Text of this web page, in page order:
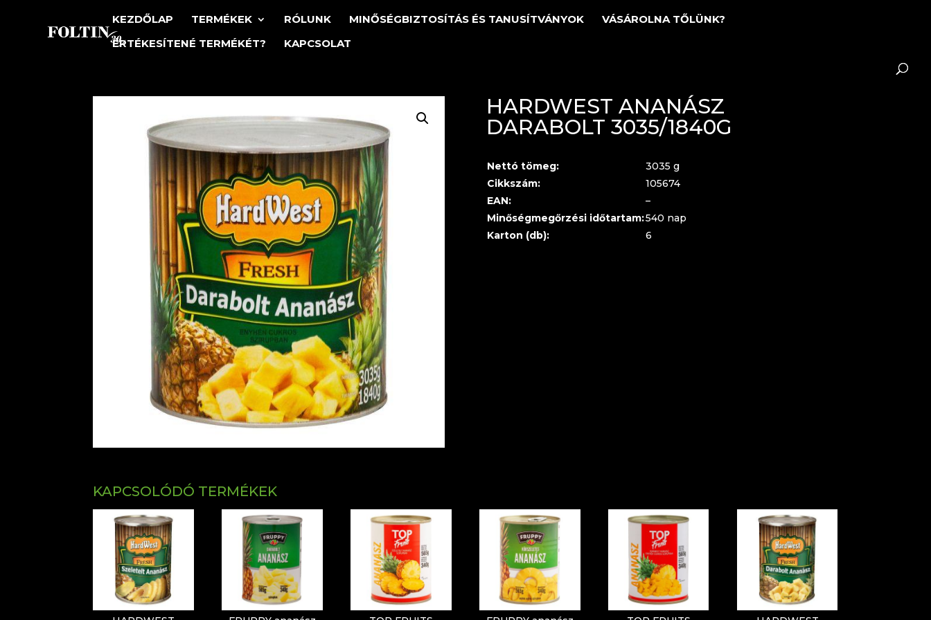
KEZDŐLAP TERMÉKEK RÓLUNK MINŐSÉGBIZTOSÍTÁS ÉS TANUSÍTVÁNYOK
VÁSÁROLNA TŐLÜNK?
ÉRTÉKESÍTENÉ TERMÉKÉT?
KAPCSOLAT
HARDWEST ANANÁSZ
DARABOLT 3035/1840G
Nettó tömeg:
3035 g
Cikkszám:
105674
EAN:
–
Minőségmegőrzési időtartam:540 nap
Karton (db):
6
KAPCSOLÓDÓ TERMÉKEK